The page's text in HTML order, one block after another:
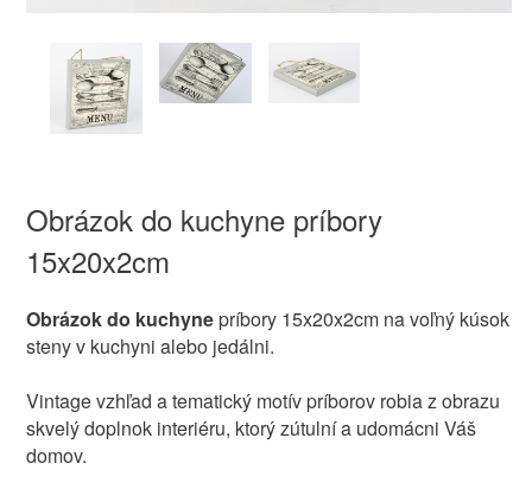
Obrázok do kuchyne príbory
15x20x2cm
Obrázok do kuchynepríbory 15x20x2cm na voľný kúsok
steny v kuchyni alebo jedálni.
Vintage vzhľad a tematický motív príborov robia z obrazu
skvelý doplnok interiéru, ktorý zútulní a udomácni Váš
domov.